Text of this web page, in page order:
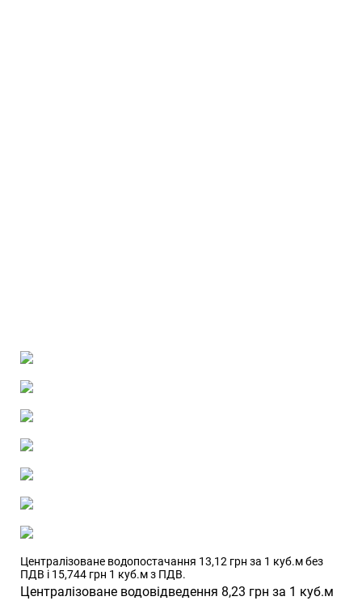
Централізоване водопостачання 13,12 грн за 1 куб.м без
ПДВ і 15,744 грн 1 куб.м з ПДВ.
Централізоване водовідведення 8,23 грн за 1 куб.м